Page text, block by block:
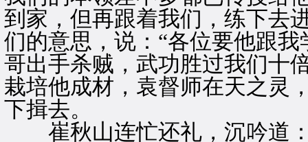
到家，但再跟着我们，练下去
们的意思，说：“各位要他跟
哥出手杀贼，武功胜过我们十
栽培他成材，袁督师在天之灵
下揖去。
崔秋山连忙还礼，沉吟道：